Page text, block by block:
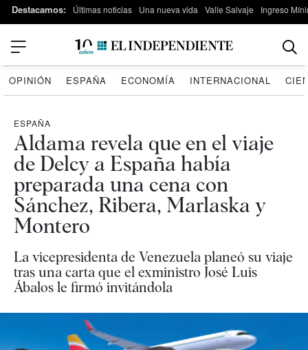
Destacamos: Últimas noticias Una nueva vida Valle Salvaje Ingreso
OPINIÓN ESPAÑA ECONOMÍA INTERNACIONAL
ESPAÑA
Aldama revela que en el viaje
de Delcy a España había
preparada una cena con
Sánchez, Ribera, Marlaska y
Montero
La vicepresidenta de Venezuela planeó su viaje
tras una carta que el exministro José Luis
Ábalos le firmó invitándola